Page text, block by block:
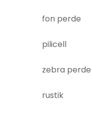
fon perde
pilicell
zebra perde
rustik